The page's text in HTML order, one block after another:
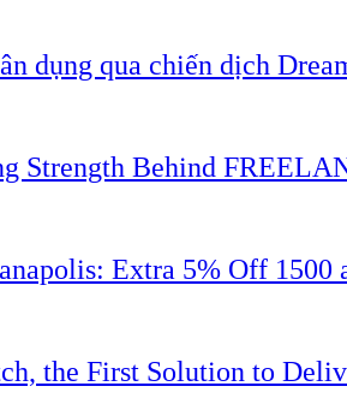
dụng qua chiến dịch
Strength Behind
Extra 5% Off 1500
the First Solution to